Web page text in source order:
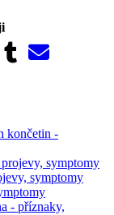
končetin -
symptomy
symptomy
- příznaky,